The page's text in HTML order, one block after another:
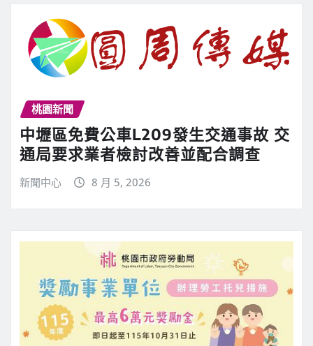
桃園新聞
中壢區免費公車L209發生交通事故 交
通局要求業者檢討改善並配合調查
新聞中心 8 月 5, 2026